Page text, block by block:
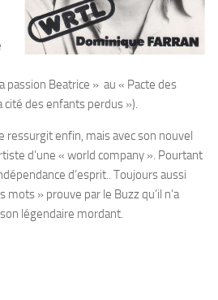
passion Beatrice » au « Pacte des
cité des enfants perdus »).
ressurgit enfin, mais avec son nouvel
d’une « world company ». Pourtant
d’esprit.. Toujours aussi
mots » prouve par le Buzz qu’il n’a
légendaire mordant.